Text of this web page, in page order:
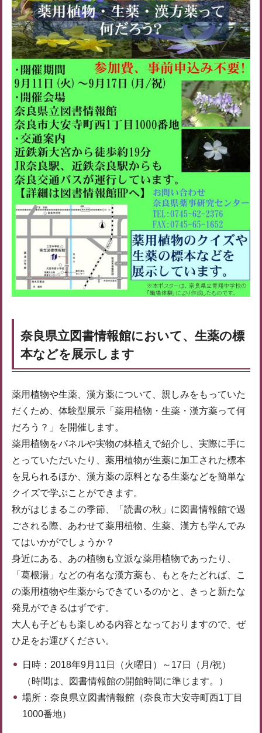
奈良県立図書情報館において、生薬の標
本などを展示します
薬用植物や生薬、漢方薬について、親しみをもっていた
だくため、体験型展示「薬用植物・生薬・漢方薬って何
だろう？」を開催します。
薬用植物をパネルや実物の鉢植えで紹介し、実際に手に
とっていただいたり、薬用植物が生薬に加工された標本
を見られるほか、漢方薬の原料となる生薬などを簡単な
クイズで学ぶことができます。
秋がはじまるこの季節、「読書の秋」に図書情報館で過
ごされる際、あわせて薬用植物、生薬、漢方も学んでみ
てはいかがでしょうか？
身近にある、あの植物も立派な薬用植物であったり、
「葛根湯」などの有名な漢方薬も、もとをたどれば、こ
の薬用植物や生薬からできているのかと、きっと新たな
発見ができるはずです。
大人も子どもも楽しめる内容となっておりますので、ぜ
ひ足をお運びください。
日時：2018年9月11日（火曜日）～17日（月/祝）
（時間は、図書情報館の開館時間に準じます。）
場所：奈良県立図書情報館（奈良市大安寺町西1丁目
1000番地）